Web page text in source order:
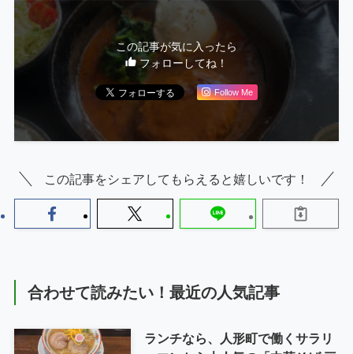
この記事が気に入ったら
フォローしてね！
Follow Me
この記事をシェアしてもらえると嬉しいです！
合わせて読みたい！最近の人気記事
ランチなら、人形町で働くサラリ